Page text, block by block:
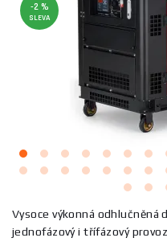
-2 %
SLEVA
Vysoce výkonná
jednofázový i třífázový